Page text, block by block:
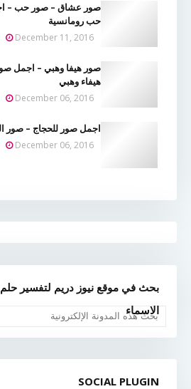
صور عشاق – صور حب –
حب رومانسية
December 11, 2016
صور هيفا وهبي – اجمل
هيفاء وهبي
December 06, 2016
اجمل صور للحجاج – صور
December 06, 2016
بحث في موقع نيوز دريم لتفسير حلم
الاسماء
SOCIAL PLUGIN